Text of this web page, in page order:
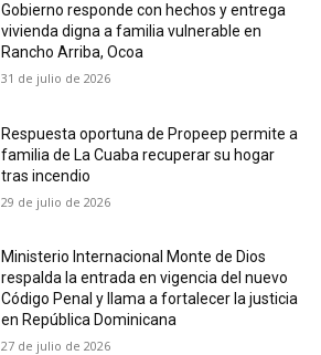
Gobierno responde con hechos y entrega
vivienda digna a familia vulnerable en
Rancho Arriba, Ocoa
31 de julio de 2026
Respuesta oportuna de Propeep permite a
familia de La Cuaba recuperar su hogar
tras incendio
29 de julio de 2026
Ministerio Internacional Monte de Dios
respalda la entrada en vigencia del nuevo
Código Penal y llama a fortalecer la justicia
en República Dominicana
27 de julio de 2026